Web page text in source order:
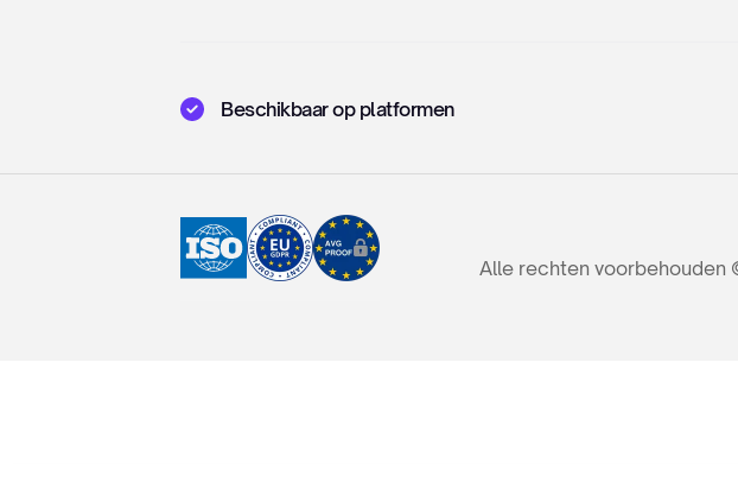
Beschikbaar op platformen
Alle rechten voorbehouden